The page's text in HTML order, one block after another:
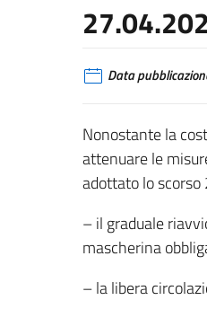
Data
Nonostante la
attenuare le
adottato lo scorso
– il graduale
mascherina
– la libera